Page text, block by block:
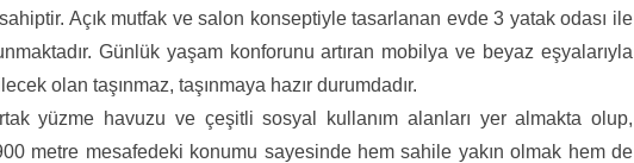
Açık mutfak ve salon konseptiyle tasarlanan evde 3 yatak odası ile
Günlük yaşam konforunu artıran mobilya ve beyaz eşyalarıyla
olan taşınmaz, taşınmaya hazır durumdadır.
yüzme havuzu ve çeşitli sosyal kullanım alanları yer almakta olup,
metre mesafedeki konumu sayesinde hem sahile yakın olmak hem de